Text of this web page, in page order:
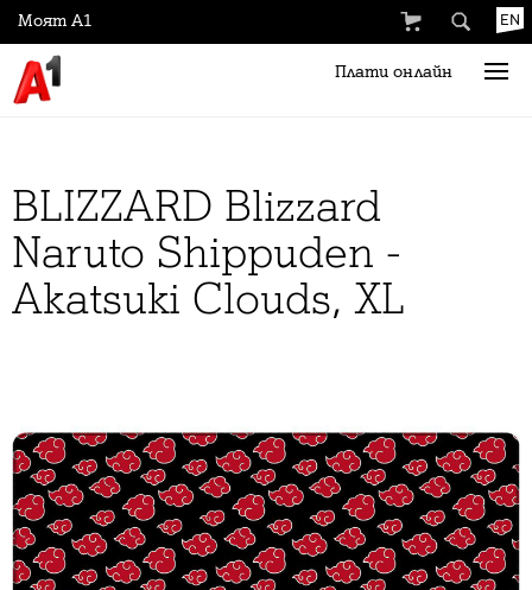
EN
Плати онлайн
Моят А1
BLIZZARD Blizzard
Naruto Shippuden -
Akatsuki Clouds, XL